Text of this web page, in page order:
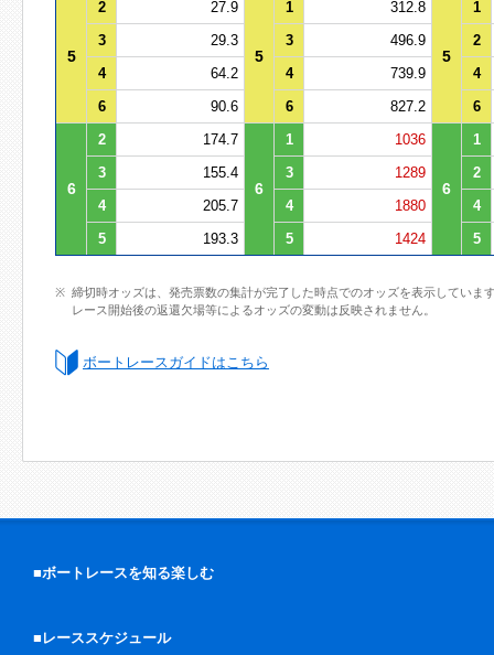
5
2 27.9
5
1 312.8
5
1
3
29.3 3 496.9
2
4
64.2 4 739.9
4
6
90.6 6 827.2 6
6
2 174.7
6
1 1036
6
1
3
155.4 3 1289
2
4
205.7 4 1880
4
5
193.3 5 1424 5
締切時オッズは、発売票数の集計が完了した時点でのオッズを表示していま
レース開始後の返還欠場等によるオッズの変動は反映されません。
ボートレースガイドはこちら
■ボートレースを知る楽しむ
■レーススケジュール